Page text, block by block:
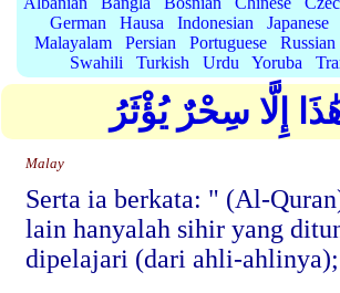
German
Hausa Indonesian Japanese
Malayalam
Persian Portuguese Russian
Swahili
Turkish Urdu Yoruba
إِلَّا سِحْرٌ يُؤْثَرُ
Malay
Serta ia berkata: " (Al-
lain hanyalah sihir yang
dipelajari (dari ahli-ahlinya);